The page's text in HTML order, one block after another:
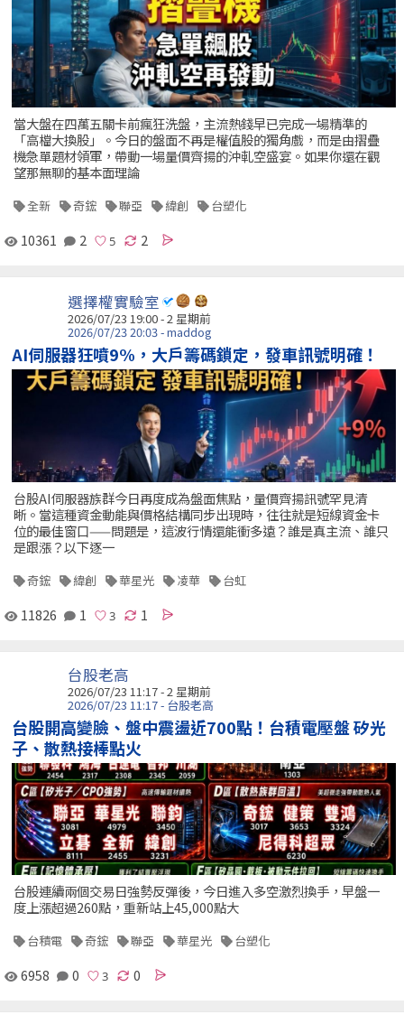
當大盤在四萬五關卡前瘋狂洗盤，主流熱錢早已完成一場精準的
「高檔大換股」。今日的盤面不再是權值股的獨角戲，而是由摺疊
機急單題材領軍，帶動一場量價齊揚的沖軋空盛宴。如果你還在觀
望那無聊的基本面理論
全新 奇鋐 聯亞 緯創 台塑化
10361 2 2
選擇權實驗室
2026/07/23 19:00 - 2 星期前
2026/07/23 20:03 - maddog
AI伺服器狂噴9%，大戶籌碼鎖定，發車訊號明確！
台股AI伺服器族群今日再度成為盤面焦點，量價齊揚訊號罕見清
晰。當這種資金動能與價格結構同步出現時，往往就是短線資金卡
位的最佳窗口——問題是，這波行情還能衝多遠？誰是真主流、誰只
是跟漲？以下逐一
奇鋐 緯創 華星光 凌華 台虹
11826 1 1
台股老高
2026/07/23 11:17 - 2 星期前
2026/07/23 11:17 - 台股老高
台股開高變臉、盤中震盪近700點！台積電壓盤 矽光
子、散熱接棒點火
台股連續兩個交易日強勢反彈後，今日進入多空激烈換手，早盤一
度上漲超過260點，重新站上45,000點大
台積電 奇鋐 聯亞 華星光 台塑化
6958 0 0